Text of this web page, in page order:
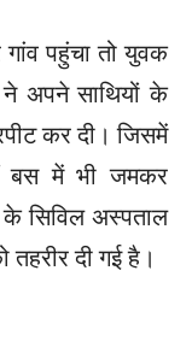
पहुंचा तो युवक
अपने साथियों के
कर दी। जिसमें
बस में भी जमकर
सिविल अस्पताल
तहरीर दी गई है।